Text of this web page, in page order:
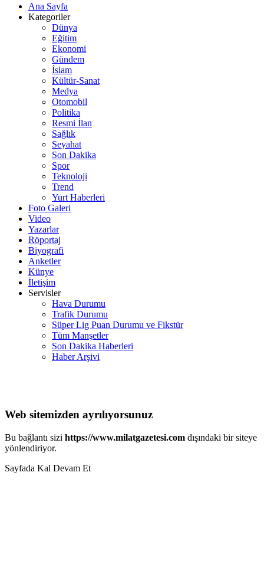
Ana Sayfa
Kategoriler
Dünya
Eğitim
Ekonomi
Gündem
İslam
Kültür-Sanat
Medya
Otomobil
Politika
Resmi İlan
Sağlık
Seyahat
Son Dakika
Spor
Teknoloji
Trend
Yurt Haberleri
Foto Galeri
Video
Yazarlar
Röportaj
Biyografi
Anketler
Künye
İletişim
Servisler
Hava Durumu
Trafik Durumu
Süper Lig Puan Durumu ve Fikstür
Tüm Manşetler
Son Dakika Haberleri
Haber Arşivi
Web sitemizden ayrılıyorsunuz
Bu bağlantı sizi https://www.milatgazetesi.com dışındaki bir siteye
yönlendiriyor.
Sayfada Kal Devam Et